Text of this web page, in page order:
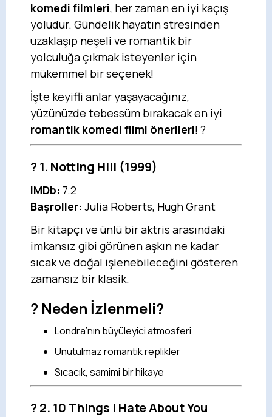
komedi filmleri, her zaman en iyi kaçış
yoludur. Gündelik hayatın stresinden
uzaklaşıp neşeli ve romantik bir
yolculuğa çıkmak isteyenler için
mükemmel bir seçenek!
İşte keyifli anlar yaşayacağınız,
yüzünüzde tebessüm bırakacak en iyi
romantik komedi filmi önerileri! ?
? 1. Notting Hill (1999)
IMDb: 7.2
Başroller: Julia Roberts, Hugh Grant
Bir kitapçı ve ünlü bir aktris arasındaki
imkansız gibi görünen aşkın ne kadar
sıcak ve doğal işlenebileceğini gösteren
zamansız bir klasik.
? Neden İzlenmeli?
Londra’nın büyüleyici atmosferi
Unutulmaz romantik replikler
Sıcacık, samimi bir hikaye
? 2. 10 Things I Hate About You